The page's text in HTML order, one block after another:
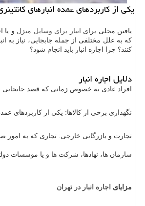
یكی از كاربردهای عمده انبارهای
یافتن محلی برای انبار برای وسایل منزل و یا
که به علل مختلفی از جمله جابجایی، نیاز به
کنند؟ چرا اجاره انبار باید انجام شود؟
دلایل اجاره انبار
افراد عادی به خصوص زمانی که قصد جابجایی
نگهداری برخی از کالاها: یکی از کاربردهای
تجارت و بازرگانی خارجی: تجاری که به امور
سازمان ها، نهادها، شرکت ها و یا موسسات
مزایای اجاره انبار در تهران